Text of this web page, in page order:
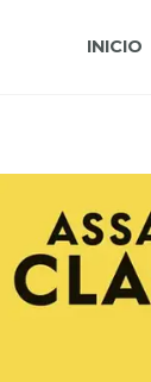
INICIO